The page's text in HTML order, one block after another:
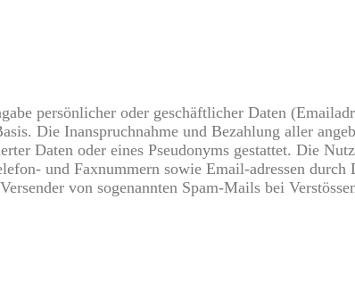
persönlicher oder geschäftlicher Daten
Die Inanspruchnahme und Bezahlung aller
Daten oder eines Pseudonyms gestattet. Die
und Faxnummern sowie Email-adressen
von sogenannten Spam-Mails bei